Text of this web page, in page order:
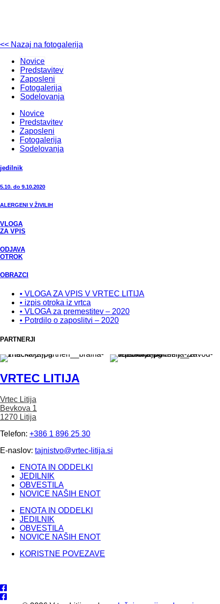
<< Nazaj na fotogalerija
Novice
Predstavitev
Zaposleni
Fotogalerija
Sodelovanja
Novice
Predstavitev
Zaposleni
Fotogalerija
Sodelovanja
jedilnik
5.10. do 9.10.2020
ALERGENI V ŽIVILIH
VLOGA
ZA VPIS
ODJAVA
OTROK
OBRAZCI
• VLOGA ZA VPIS V VRTEC LITIJA
• izpis otroka iz vrtca
• VLOGA za premestitev – 2020
• Potrdilo o zaposlitvi – 2020
PARTNERJI
VRTEC LITIJA
Vrtec Litija
Bevkova 1
1270 Litija
Telefon: +386 1 896 25 30
E-naslov: tajnistvo@vrtec-litija.si
ENOTA IN ODDELKI
JEDILNIK
OBVESTILA
NOVICE NAŠIH ENOT
ENOTA IN ODDELKI
JEDILNIK
OBVESTILA
NOVICE NAŠIH ENOT
KORISTNE POVEZAVE